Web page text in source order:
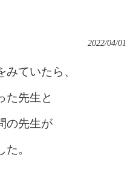
2022/04/01
ていたら、
た先生と
の先生が
。